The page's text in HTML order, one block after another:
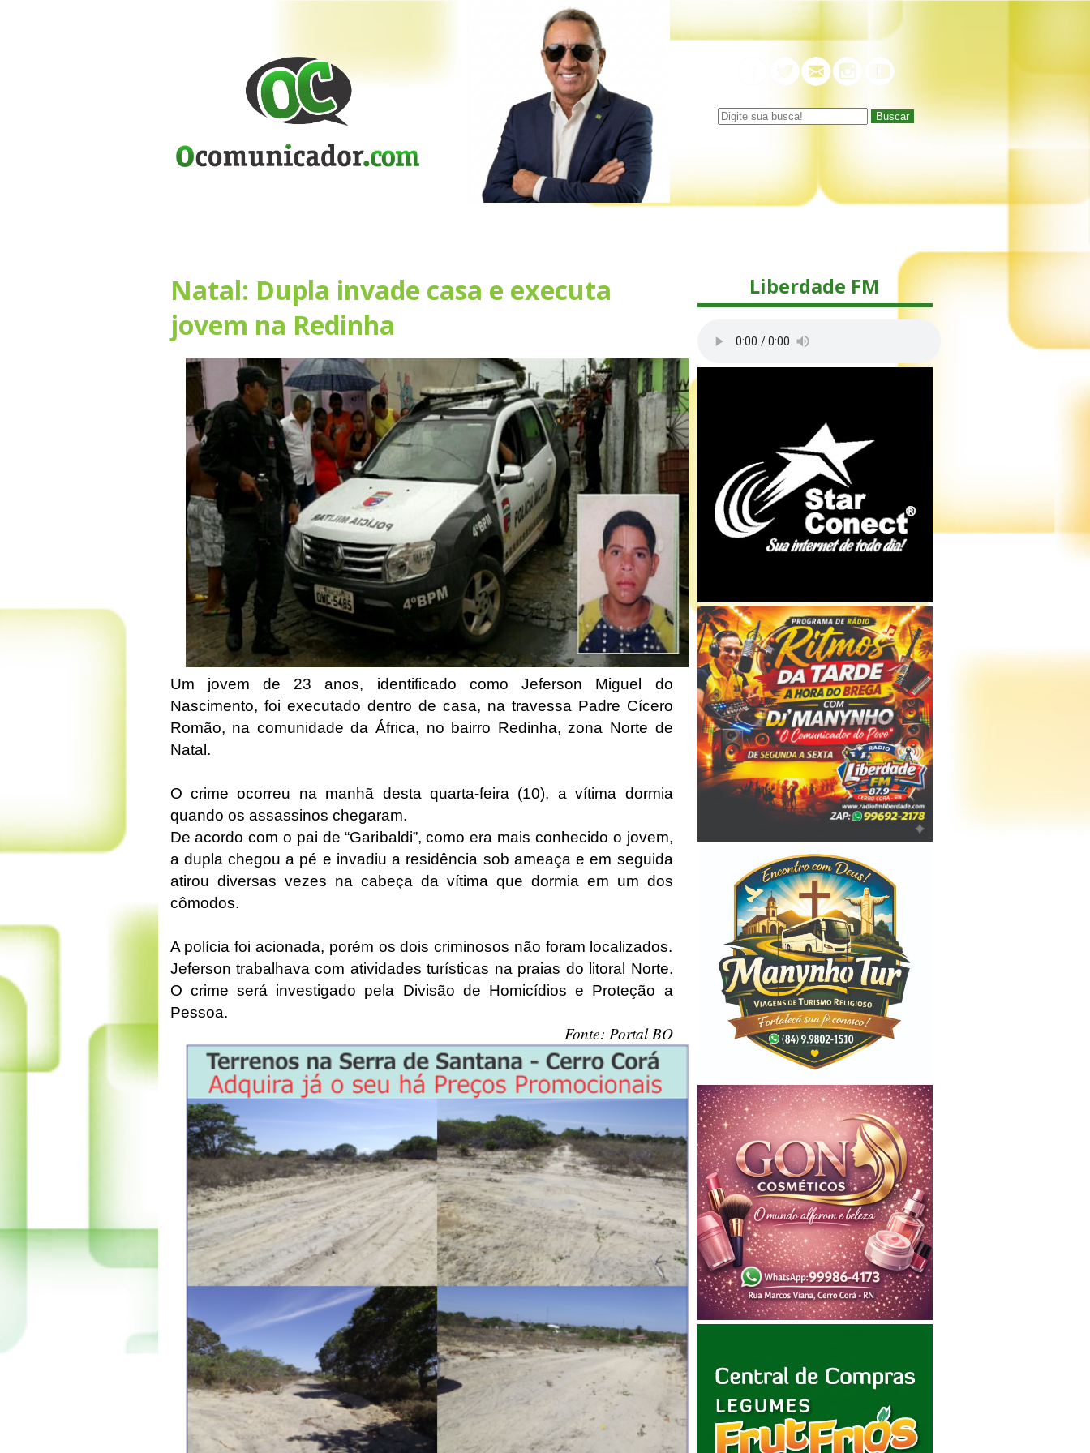
Buscar
Natal: Dupla invade casa e executa
jovem na Redinha
Um jovem de 23 anos, identificado como Jeferson Miguel do
Nascimento, foi executado dentro de casa, na travessa Padre Cícero
Romão, na comunidade da África, no bairro Redinha, zona Norte de
Natal.
O crime ocorreu na manhã desta quarta-feira (10), a vítima dormia
quando os assassinos chegaram.
De acordo com o pai de “Garibaldi”, como era mais conhecido o jovem,
a dupla chegou a pé e invadiu a residência sob ameaça e em seguida
atirou diversas vezes na cabeça da vítima que dormia em um dos
cômodos.
A polícia foi acionada, porém os dois criminosos não foram localizados.
Jeferson trabalhava com atividades turísticas na praias do litoral Norte.
O crime será investigado pela Divisão de Homicídios e Proteção a
Pessoa.
Fonte: Portal BO
Liberdade FM